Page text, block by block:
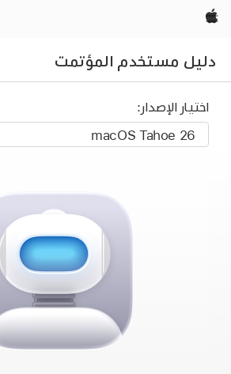
Apple‏
دليل مستخدم المؤتمت
اختيار الإصدار: